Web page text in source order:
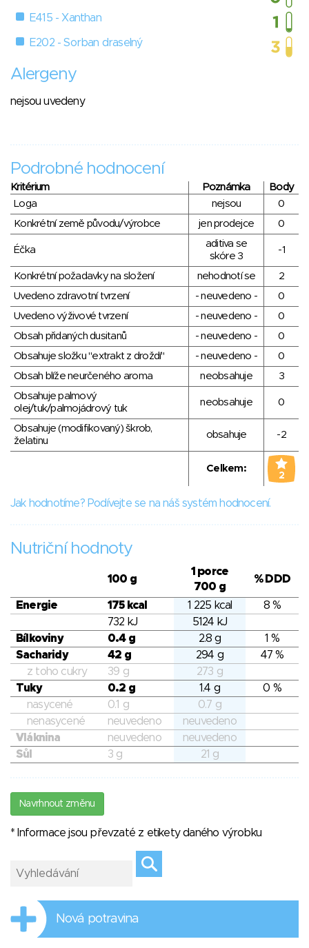
E415 - Xanthan
E202 - Sorban draselný
Alergeny
nejsou uvedeny
Podrobné hodnocení
Kritérium Poznámka
Body
Loga
nejsou
0
Konkrétní země původu/výrobce
jen prodejce 0
Éčka
aditiva se
skóre 3
-1
Konkrétní požadavky na složení nehodnotí se
2
Uvedeno zdravotní tvrzení
- neuvedeno -
0
Uvedeno výživové tvrzení
- neuvedeno -
0
Obsah přidaných dusitanů
- neuvedeno -
0
Obsahuje složku "extrakt z droždí"
- neuvedeno -
0
Obsah blíže neurčeného aroma
neobsahuje
3
Obsahuje palmový
olej/tuk/palmojádrový tuk
neobsahuje 0
Obsahuje (modifikovaný) škrob,
želatinu
obsahuje -2
Celkem:
2
Jak hodnotíme? Podívejte se na náš systém hodnocení.
Nutriční hodnoty
100 g
1 porce
700 g
% DDD
Energie 175 kcal 1 225 kcal
8 %
732 kJ
5124 kJ
Bílkoviny
0.4 g 2.8 g
1 %
Sacharidy
42 g 294 g
47 %
z toho cukry
39 g
273 g
Tuky
0.2 g 1.4 g
0 %
nasycené
0.1 g
0.7 g
nenasycené
neuvedeno
neuvedeno
Vláknina
neuvedeno
neuvedeno
Sůl
3 g 21 g
Navrhnout změnu
* Informace jsou převzaté z etikety daného výrobku
Nová potravina